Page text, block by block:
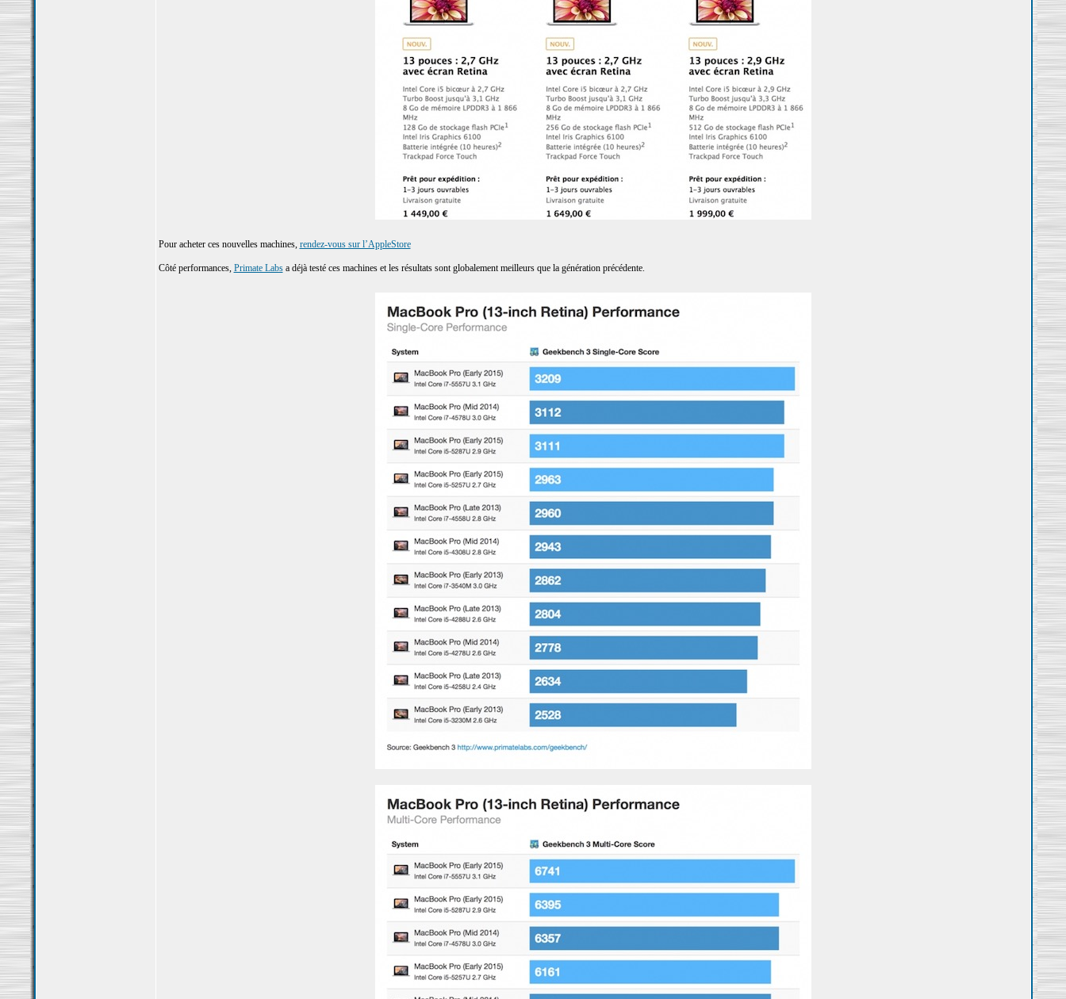
Pour acheter ces nouvelles machines, rendez-vous sur l’AppleStore
Côté performances, Primate Labsa déjà testé ces machines et les résultats sont globalement meilleurs que la génération précédente.